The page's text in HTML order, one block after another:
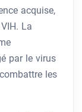
acquise,
La
par le virus
les